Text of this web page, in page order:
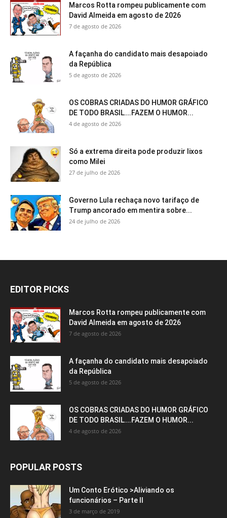
Marcos Rotta rompeu publicamente com
David Almeida em agosto de 2026
7 de agosto de 2026
A façanha do candidato mais desapoiado
da República
5 de agosto de 2026
OS COBRAS CRIADAS DO HUMOR GRÁFICO
DE TODO BRASIL….FAZEM O HUMOR...
4 de agosto de 2026
Só a extrema direita pode produzir lixos
como Milei
27 de julho de 2026
Governo Lula rechaça novo tarifaço de
Trump ancorado em mentira sobre...
24 de julho de 2026
EDITOR PICKS
Marcos Rotta rompeu publicamente com
David Almeida em agosto de 2026
7 de agosto de 2026
A façanha do candidato mais desapoiado
da República
5 de agosto de 2026
OS COBRAS CRIADAS DO HUMOR GRÁFICO
DE TODO BRASIL….FAZEM O HUMOR...
4 de agosto de 2026
POPULAR POSTS
Um Conto Erótico >Aliviando os
funcionários – Parte II
3 de março de 2019